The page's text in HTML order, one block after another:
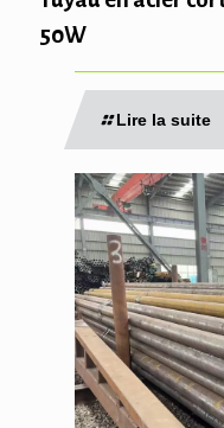
50W
Lire la suite